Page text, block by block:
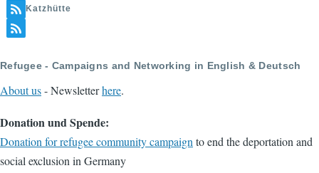
Katzhütte
Refugee - Campaigns and Networking in English & Deutsch
About us- Newsletterhere.
Donation und Spende:
Donation for refugee community campaign to end the deportation and
social exclusion in Germany